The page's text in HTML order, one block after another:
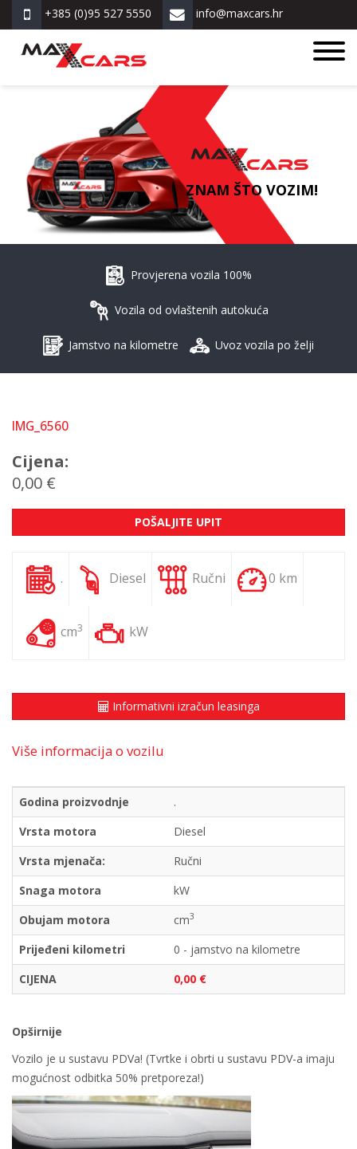
+385 (0)95 527 5550 info@maxcars.hr
ZNAM ŠTO VOZIM!
Provjerena vozila 100%
Vozila od ovlaštenih autokuća
Jamstvo na kilometre Uvoz vozila po želji
IMG_6560
Cijena:
0,00 €
POŠALJITE UPIT
. Diesel Ručni 0 km
cm3 kW
Informativni izračun leasinga
Više informacija o vozilu
Godina proizvodnje
.
Vrsta motora
Diesel
Vrsta mjenača:
Ručni
Snaga motora
kW
Obujam motora
cm3
Prijeđeni kilometri
0 - jamstvo na kilometre
CIJENA
0,00 €
Opširnije
Vozilo je u sustavu PDVa! (Tvrtke i obrti u sustavu PDV-a imaju
mogućnost odbitka 50% pretporeza!)